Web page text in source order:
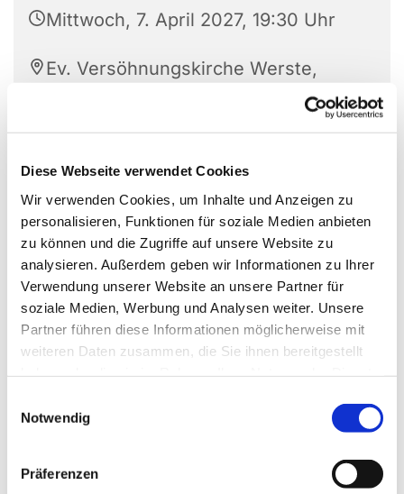
Diese Webseite verwendet Cookies
Wir verwenden Cookies, um Inhalte und Anzeigen zu
personalisieren, Funktionen für soziale Medien anbieten
zu können und die Zugriffe auf unsere Website zu
analysieren. Außerdem geben wir Informationen zu Ihrer
Verwendung unserer Website an unsere Partner für
soziale Medien, Werbung und Analysen weiter. Unsere
Partner führen diese Informationen möglicherweise mit
weiteren Daten zusammen, die Sie ihnen bereitgestellt
Notwendig
Präferenzen
Mittwoch, 7. April 2027, 19:30 Uhr
Ev. Versöhnungskirche Werste,